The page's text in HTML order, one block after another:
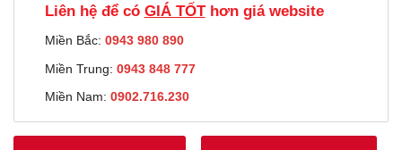
Liên hệ để có GIÁ TỐThơn giá website
Miền Bắc: 0943 980 890
Miền Trung: 0943 848 777
Miền Nam: 0902.716.230